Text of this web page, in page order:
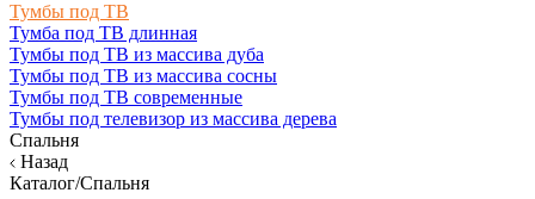
Тумбы под ТВ
Тумба под ТВ длинная
Тумбы под ТВ из массива дуба
Тумбы под ТВ из массива сосны
Тумбы под ТВ современные
Тумбы под телевизор из массива дерева
Спальня
Назад
Каталог/Спальня